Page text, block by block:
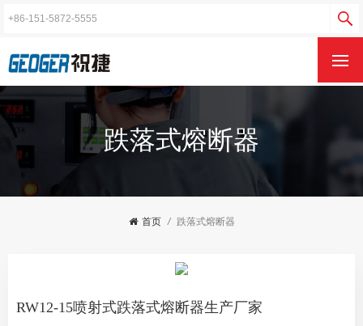
跌落式熔断器
首页 / 跌落式熔断器
RW12-15喷射式跌落式熔断器生产厂家